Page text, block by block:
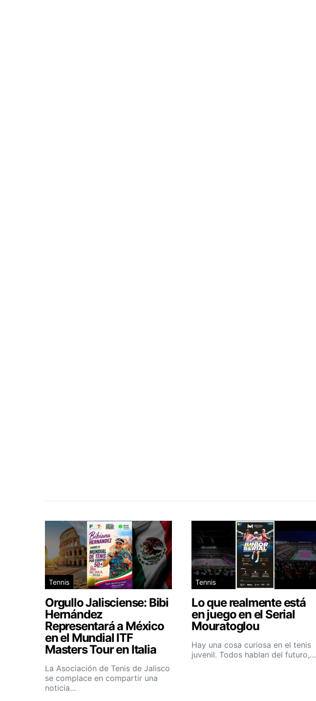
Tennis
Orgullo Jalisciense: Bibi
Hernández
Representará a México
en el Mundial ITF
Masters Tour en Italia
La Asociación de Tenis de Jalisco
se complace en compartir una
noticia…
Tennis
Lo que realmente está
en juego en el Serial
Mouratoglou
Hay una cosa curiosa en el tenis
juvenil. Todos hablan del futuro,…